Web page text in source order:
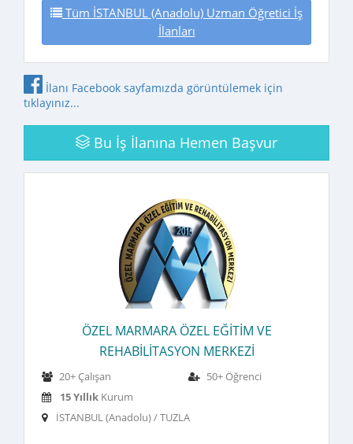
Tüm İSTANBUL (Anadolu) Uzman Öğretici İş
İlanları
İlanı Facebook sayfamızda görüntülemek için
tıklayınız...
Bu İş İlanına Hemen Başvur
ÖZEL MARMARA ÖZEL EĞITIM VE
REHABILITASYON MERKEZI
20+ Çalışan
50+ Öğrenci
15 Yıllık Kurum
İSTANBUL (Anadolu) / TUZLA